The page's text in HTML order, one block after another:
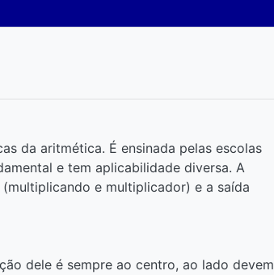
da aritmética. É ensinada pelas escolas
e tem aplicabilidade diversa. A
e multiplicador) e a saída
dele é sempre ao centro, ao lado devem